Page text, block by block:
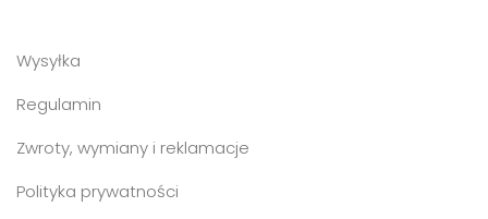
Wysyłka
Regulamin
Zwroty, wymiany i reklamacje
Polityka prywatności